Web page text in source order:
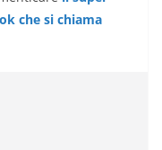
che si chiama